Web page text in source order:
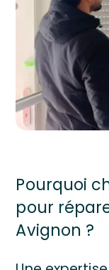
Pourquoi
pour
Avignon ?